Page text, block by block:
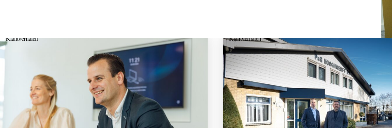
Klantverhalen Klantverhalen